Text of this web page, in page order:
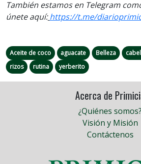
También estamos en Telegram
únete aquí: https://t.me/
Aceite de coco aguacate Belleza
rizos
rutina yerberito
Acerca de
¿Quiénes somos?
Visión y Misión
Contáctenos